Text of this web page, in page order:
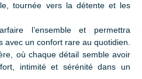
tournée vers la détente et les
l’ensemble et permettra
avec un confort rare au quotidien.
où chaque détail semble avoir
intimité et sérénité dans un